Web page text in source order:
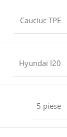
Cauciuc TPE
Hyundai I20
5 piese